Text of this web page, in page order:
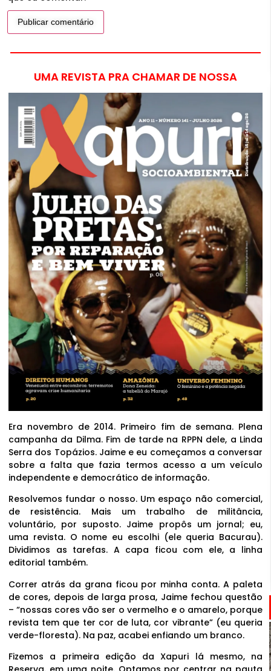
UMA REVISTA PRA CHAMAR DE NOSSA
Era novembro de 2014. Primeiro fim de semana. Plena
campanha da Dilma. Fim de tarde na RPPN dele, a Linda
Serra dos Topázios. Jaime e eu começamos a conversar
sobre a falta que fazia termos acesso a um veículo
independente e democrático de informação.
Resolvemos fundar o nosso. Um espaço não comercial,
de resistência. Mais um trabalho de militância,
voluntário, por suposto. Jaime propôs um jornal; eu,
uma revista. O nome eu escolhi (ele queria Bacurau).
Dividimos as tarefas. A capa ficou com ele, a linha
editorial também.
Correr atrás da grana ficou por minha conta. A paleta
de cores, depois de larga prosa, Jaime fechou questão
– “nossas cores vão ser o vermelho e o amarelo, porque
revista tem que ter cor de luta, cor vibrante” (eu queria
verde-floresta). Na paz, acabei enfiando um branco.
Fizemos a primeira edição da Xapuri lá mesmo, na